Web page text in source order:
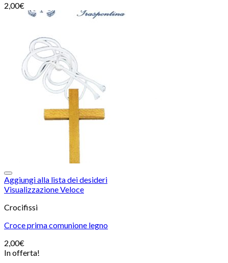
2,00€
Aggiungi alla lista dei desideri
Visualizzazione Veloce
Crocifissi
Croce prima comunione legno
2,00€
In offerta!